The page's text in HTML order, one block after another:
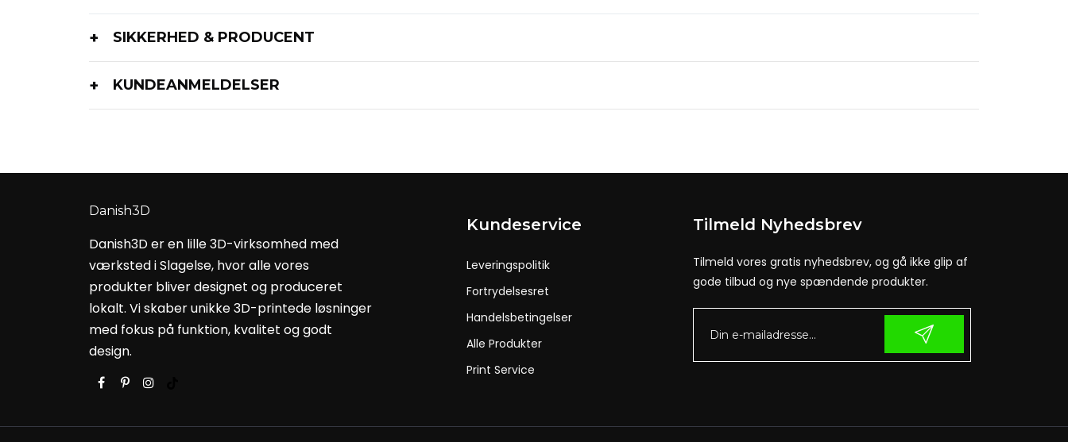
SIKKERHED & PRODUCENT
KUNDEANMELDELSER
Danish3D
Danish3D er en lille 3D-virksomhed med
værksted i Slagelse, hvor alle vores
produkter bliver designet og produceret
lokalt. Vi skaber unikke 3D-printede løsninger
med fokus på funktion, kvalitet og godt
design.
Kundeservice
Leveringspolitik
Fortrydelsesret
Handelsbetingelser
Alle Produkter
Print Service
Tilmeld Nyhedsbrev
Tilmeld vores gratis nyhedsbrev, og gå ikke glip af
gode tilbud og nye spændende produkter.